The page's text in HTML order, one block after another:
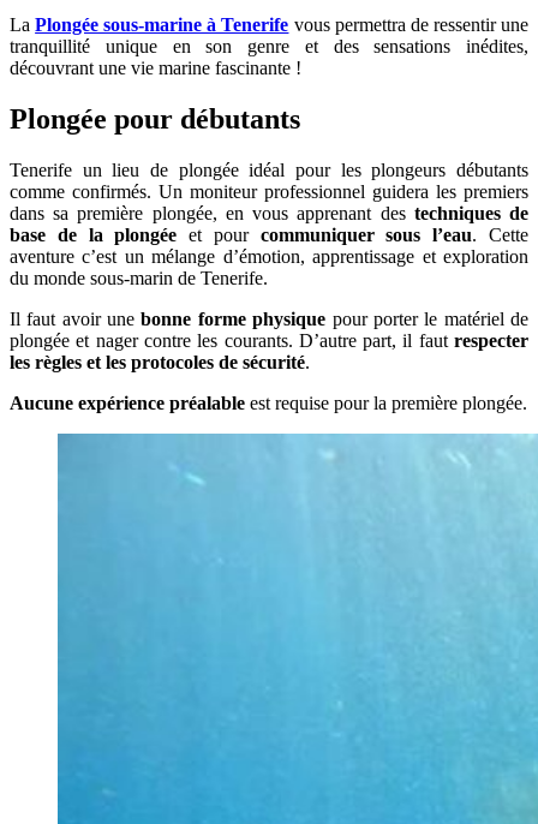
LaPlongée sous-marine à Tenerife vous permettra de ressentir une
tranquillité unique en son genre et des sensations inédites,
découvrant une vie marine fascinante !
Plongée pour débutants
Tenerife un lieu de plongée idéal pour les plongeurs débutants
comme confirmés. Un moniteur professionnel guidera les premiers
dans sa première plongée, en vous apprenant destechniques de
base de la plongée et pour communiquer sous l’eau. Cette
aventure c’est un mélange d’émotion, apprentissage et exploration
du monde sous-marin de Tenerife.
Il faut avoir unebonne forme physique pour porter le matériel de
plongée et nager contre les courants. D’autre part, il faut respecter
les règles et les protocoles de sécurité.
Aucune expérience préalable est requise pour la première plongée.